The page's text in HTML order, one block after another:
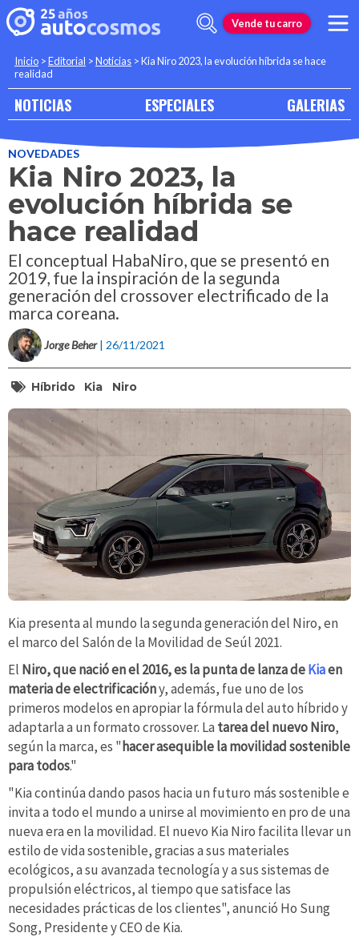
Vende tu carro
Inicio >Editorial >Noticias >Kia Niro 2023, la evolución híbrida se hace
realidad
NOTICIAS ESPECIALES GALERIAS
NOVEDADES
Kia Niro 2023, la
evolución híbrida se
hace realidad
El conceptual HabaNiro, que se presentó en
2019, fue la inspiración de la segunda
generación del crossover electrificado de la
marca coreana.
Jorge Beher | 26/11/2021
Híbrido Kia Niro
Kia presenta al mundo la segunda generación del Niro, en
el marco del Salón de la Movilidad de Seúl 2021.
El Niro, que nació en el 2016, es la punta de lanza deKiaen
materia de electrificacióny, además, fue uno de los
primeros modelos en apropiar la fórmula del auto híbrido y
adaptarla a un formato crossover. La tarea del nuevo Niro,
según la marca, es "hacer asequible la movilidad sostenible
para todos."
"Kia continúa dando pasos hacia un futuro más sostenible e
invita a todo el mundo a unirse al movimiento en pro de una
nueva era en la movilidad. El nuevo Kia Niro facilita llevar un
estilo de vida sostenible, gracias a sus materiales
ecológicos, a su avanzada tecnología y a sus sistemas de
propulsión eléctricos, al tiempo que satisface las
necesidades prácticas de los clientes", anunció Ho Sung
Song, Presidente y CEO de Kia.